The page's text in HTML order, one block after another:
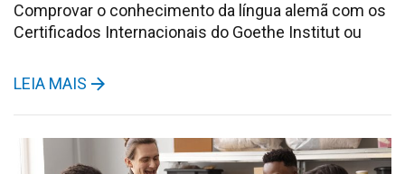
Comprovar o conhecimento da língua alemã com os
Certificados Internacionais do Goethe Institut ou
LEIA MAIS